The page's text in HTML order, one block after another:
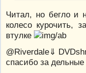
Читал, но бегло и
колесо курочить,
втулке
@Riverdale⇓
спасибо за